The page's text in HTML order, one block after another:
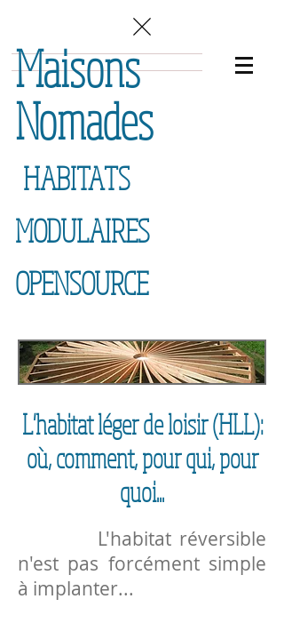
Maisons
Nomades
HABITATS
MODULAIRES
OPENSOURCE
L'habitat léger de loisir (HLL):
où, comment, pour qui, pour
quoi...
L'habitat réversible
n'est pas forcément simple
à implanter...